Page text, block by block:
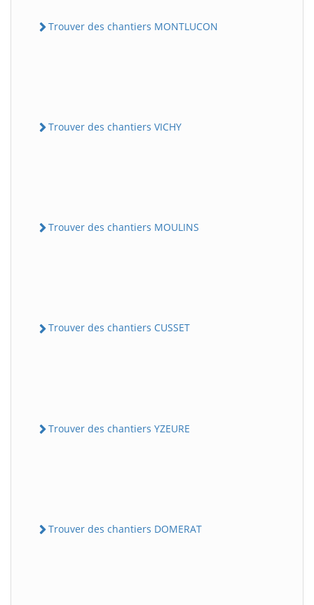
Trouver des chantiers MONTLUCON
Trouver des chantiers VICHY
Trouver des chantiers MOULINS
Trouver des chantiers CUSSET
Trouver des chantiers YZEURE
Trouver des chantiers DOMERAT